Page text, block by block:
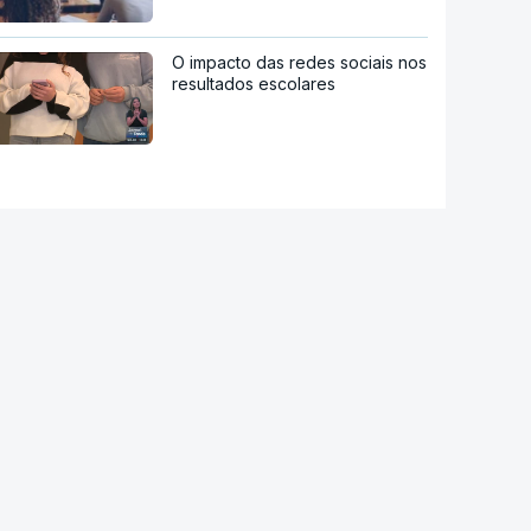
O impacto das redes sociais nos
resultados escolares